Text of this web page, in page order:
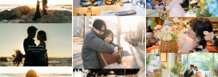
🌿 撮影スタイル
私の撮影は、テンションを無理に上げるようなものではあ
りません。
安心してリラックスできる雰囲気の中で、心地よい空気感
と距離感を大切にしています。
その人らしさが表れる瞬間を逃さず残します。